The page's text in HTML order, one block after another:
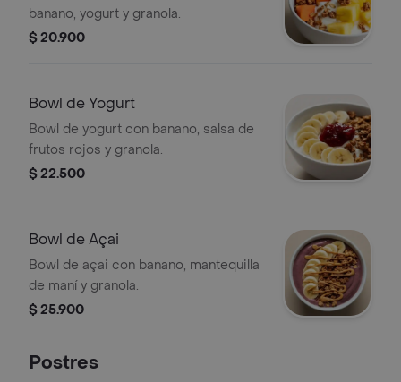
banano, yogurt y granola.
$ 20.900
Bowl de Yogurt
Bowl de yogurt con banano, salsa de
frutos rojos y granola.
$ 22.500
Bowl de Açai
Bowl de açai con banano, mantequilla
de maní y granola.
$ 25.900
Postres